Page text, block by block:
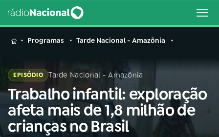
MENU
Buscar
na
Rádio
Nacional
Buscar
Programas Tarde Nacional - Amazônia
EPISÓDIO Tarde Nacional - Amazônia
Trabalho infantil: exploração
afeta mais de 1,8 milhão de
crianças no Brasil